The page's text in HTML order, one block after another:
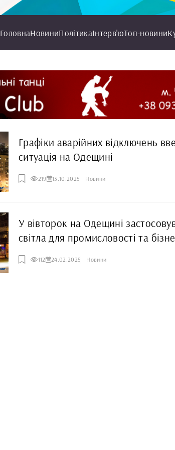
ГоловнаНовиниПолітикаІнтерв'юТоп-новини
Графіки аварійних відключень
ситуація на Одещині
219 13.10.2025 Новини
У вівторок на Одещині
світла для промисловості та
112 24.02.2025 Новини